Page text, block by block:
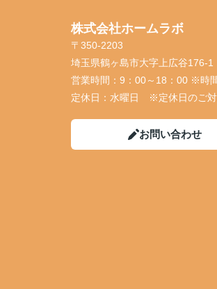
株式会社ホームラボ
〒350-2203
埼玉県鶴ヶ島市大字上広谷176-
営業時間： 9：00～18：00 ※時
定休日： 水曜日 ※定休日のご対
お問い合わせ